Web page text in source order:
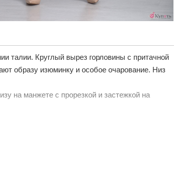
талии. Круглый вырез горловины с притачной
образу изюминку и особое очарование. Низ
на манжете с прорезкой и застежкой на